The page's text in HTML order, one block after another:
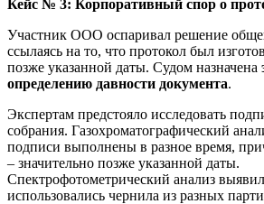
Кейс № 3: Корпоративный спор о
Участник ООО оспаривал решение
ссылаясь на то, что протокол был
позже указанной даты. Судом назначена
определению давности документа.
Экспертам предстояло исследовать
собрания. Газохроматографический
подписи выполнены в разное время,
– значительно позже указанной даты.
Спектрофотометрический анализ
использовались чернила из разных